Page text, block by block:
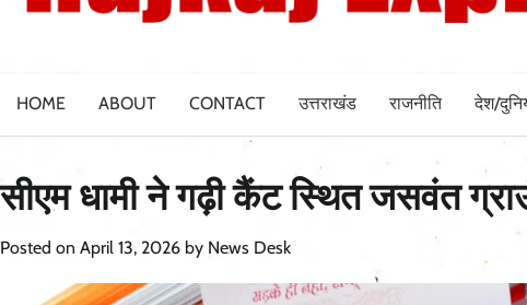
HOME ABOUT CONTACT उत्तराखंड राजनीति देश/
सीएम धामी ने गढ़ी कैंट स्थित जसवंत
Posted on April 13, 2026 by News Desk